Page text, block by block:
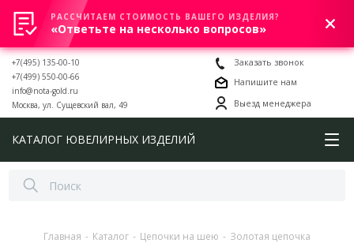
0
+7(495) 135-00-10
+7(499) 550-00-66
info@nota-gold.ru
Москва, ул. Сущевский вал, 49
Заказать звонок
Напишите нам
Выезд менеджера
КАТАЛОГ ЮВЕЛИРНЫХ ИЗДЕЛИЙ
Главная - Каталог - Цепочки на шею - Золотая цепочка
РАССЧИТАЕМ СТОИМОСТЬ ВАШЕГО ИЗДЕЛИЯ?
«Ответьте на несколько вопросов»